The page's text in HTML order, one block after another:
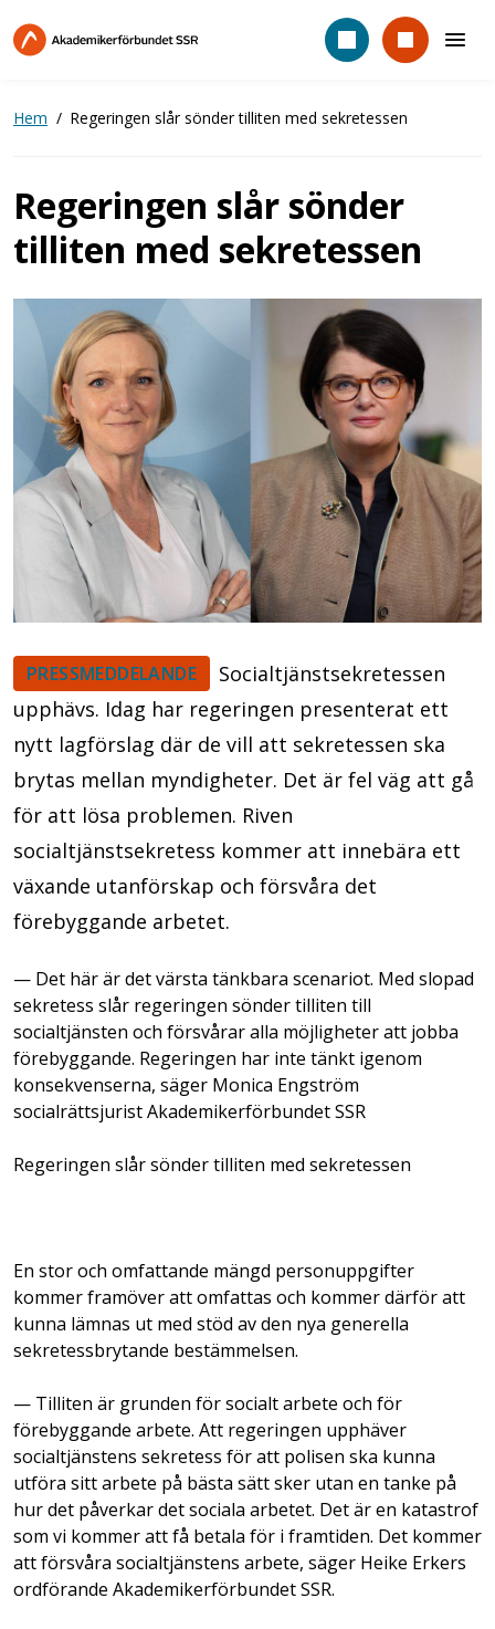
till
Hem Regeringen slår sönder tilliten med sekretessen
Regeringen slår sönder
tilliten med sekretessen
PRESSMEDDELANDE
Socialtjänstsekretessen
upphävs. Idag har regeringen presenterat ett
nytt lagförslag där de vill att sekretessen ska
brytas mellan myndigheter. Det är fel väg att gå
för att lösa problemen. Riven
socialtjänstsekretess kommer att innebära ett
växande utanförskap och försvåra det
förebyggande arbetet.
— Det här är det värsta tänkbara scenariot. Med slopad
sekretess slår regeringen sönder tilliten till
socialtjänsten och försvårar alla möjligheter att jobba
förebyggande. Regeringen har inte tänkt igenom
konsekvenserna, säger Monica Engström
socialrättsjurist Akademikerförbundet SSR
Regeringen slår sönder tilliten med sekretessen
En stor och omfattande mängd personuppgifter
kommer framöver att omfattas och kommer därför att
kunna lämnas ut med stöd av den nya generella
sekretessbrytande bestämmelsen.
— Tilliten är grunden för socialt arbete och för
förebyggande arbete. Att regeringen upphäver
socialtjänstens sekretess för att polisen ska kunna
utföra sitt arbete på bästa sätt sker utan en tanke på
hur det påverkar det sociala arbetet. Det är en katastrof
som vi kommer att få betala för i framtiden. Det kommer
att försvåra socialtjänstens arbete, säger Heike Erkers
ordförande Akademikerförbundet SSR.